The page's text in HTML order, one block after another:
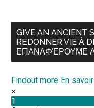
GIVE AN ANCIENT
REDONNER VIE À
ΕΠΑΝΑΦΈΡΟΥΜΕ
Findout more-En